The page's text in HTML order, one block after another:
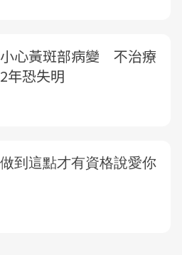
小心黃斑部病變 不治療
2年恐失明